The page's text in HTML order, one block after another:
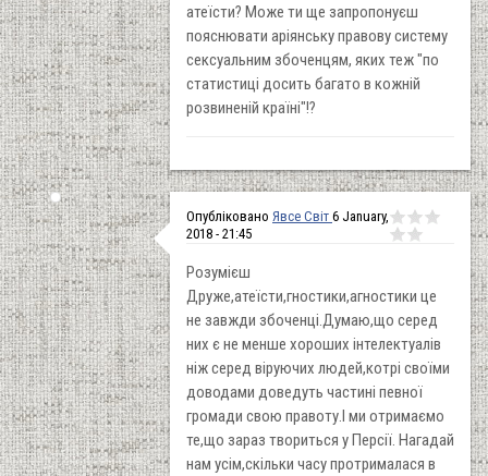
атеїсти? Може ти ще запропонуєш
пояснювати аріянську правову систему
сексуальним збоченцям, яких теж "по
статистиці досить багато в кожній
розвиненій країні"!?
Опубліковано Явсе Світ 6 January,
2018 - 21:45
Розумієш
Друже,атеїсти,гностики,агностики це
не завжди збоченці.Думаю,що серед
них є не менше хороших інтелектуалів
ніж серед віруючих людей,котрі своїми
доводами доведуть частині певної
громади свою правоту.І ми отримаємо
те,що зараз твориться у Персії. Нагадай
нам усім,скільки часу протрималася в